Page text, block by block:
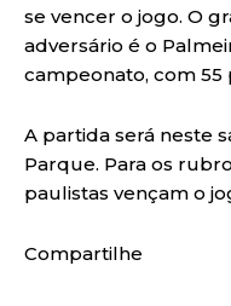
se vencer o jogo. O
adversário é o
campeonato, com 55
A partida será neste
Parque. Para os
paulistas vençam o
Compartilhe